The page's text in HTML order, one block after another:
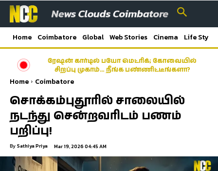
Home Coimbatore Global Web Stories Cinema Life Style
ரேஷன் கார்டில் பயோ மெட்ரிக்; கோவையில்
சிறப்பு முகாம்… நீங்க பண்ணிட்டீங்களா?
Home Coimbatore
சொக்கம்புதூரில் சாலையில்
நடந்து சென்றவரிடம் பணம்
பறிப்பு!
By Sathiya Priya Mar 19, 2026 04:45 AM